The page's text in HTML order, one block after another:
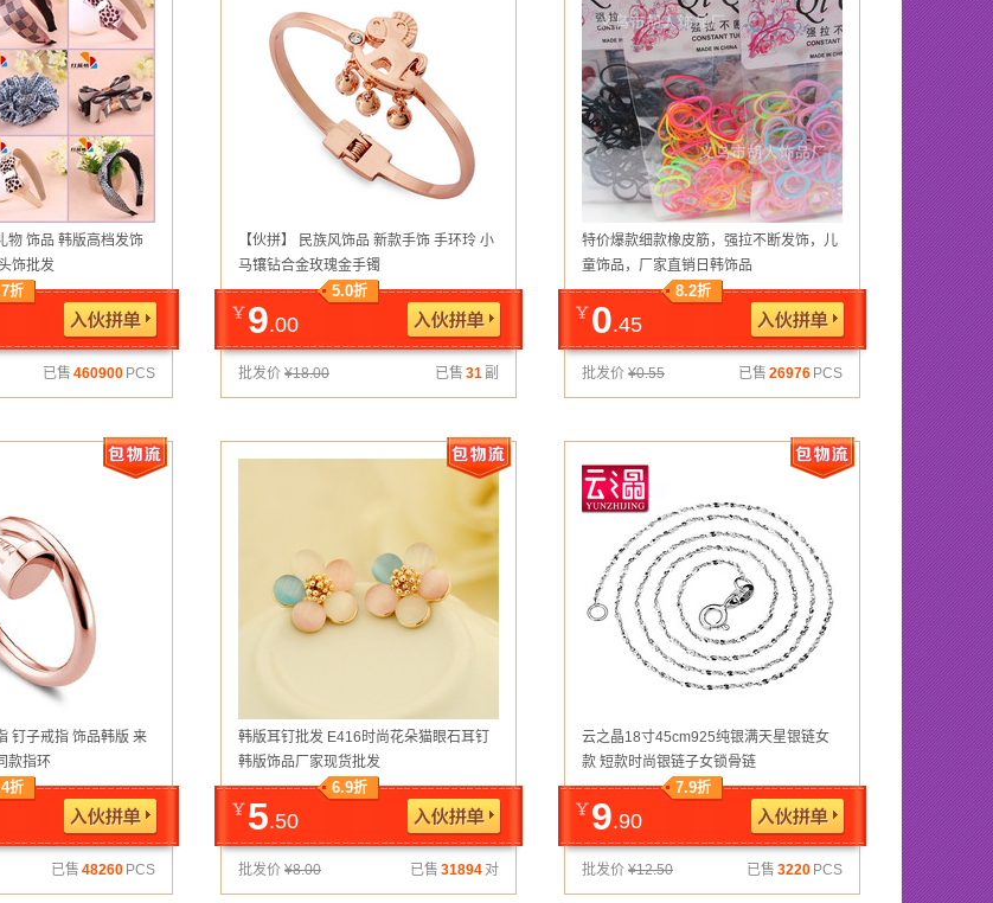
物 饰品 韩版高档发饰
饰批发
已售 460900 PCS
折
【伙拼】 民族风饰品 新款手饰 手环玲 小
马镶钻合金玫瑰金手镯
批发价 ¥18.00 已售 31 副
9.00
5.0折
特价爆款细款橡皮筋，强拉不断发饰，儿
童饰品，厂家直销日韩饰品
批发价 ¥0.55 已售 26976 PCS
0.45
8.2折
钉子戒指 饰品韩版 来
款指环
已售 48260 PCS
折
韩版耳钉批发 E416时尚花朵猫眼石耳钉
韩版饰品厂家现货批发
批发价 ¥8.00 已售 31894 对
5.50
6.9折
云之晶18寸45cm925纯银满天星银链女
款 短款时尚银链子女锁骨链
批发价 ¥12.50 已售 3220 PCS
9.90
7.9折